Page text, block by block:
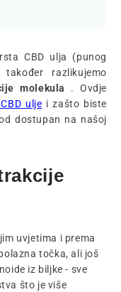
CBD ulja (punog
razlikujemo
molekula
. Ovdje
ulje i zašto biste
dostupan na našoj
uvjetima i prema
točka, ali još
iz biljke - sve
što je više